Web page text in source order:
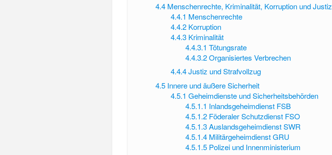
4.4 Menschenrechte, Kriminalität, Korruption und Justiz
4.4.1 Menschenrechte
4.4.2 Korruption
4.4.3 Kriminalität
4.4.3.1 Tötungsrate
4.4.3.2Organisiertes Verbrechen
4.4.4 Justiz und Strafvollzug
4.5 Innere und äußere Sicherheit
4.5.1 Geheimdienste und Sicherheitsbehörden
4.5.1.1 Inlandsgeheimdienst FSB
4.5.1.2 Föderaler Schutzdienst FSO
4.5.1.3Auslandsgeheimdienst SWR
4.5.1.4 Militärgeheimdienst GRU
4.5.1.5 Polizei und Innenministerium